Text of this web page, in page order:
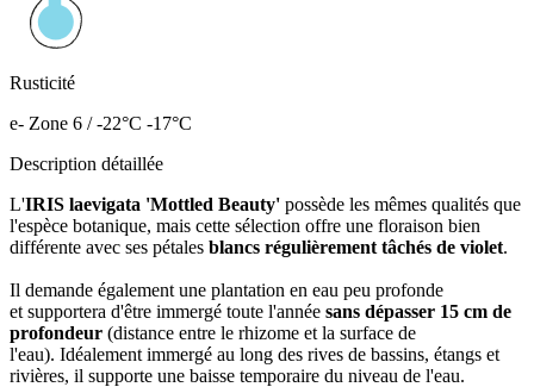
Rusticité
e- Zone 6 / -22°C -17°C
Description détaillée
L'IRIS laevigata 'Mottled Beauty' possède les mêmes qualités que
l'espèce botanique, mais cette sélection offre une floraison bien
différente avec ses pétales blancs régulièrement tâchés de violet.
Il demande également une plantation en eau peu profonde
et supportera d'être immergé toute l'année sans dépasser 15 cm de
profondeur (distance entre le rhizome et la surface de
l'eau). Idéalement immergé au long des rives de bassins, étangs et
rivières, il supporte une baisse temporaire du niveau de l'eau.